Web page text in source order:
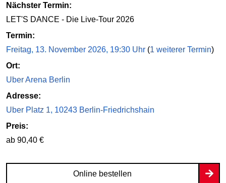
Nächster Termin:
LET'S DANCE - Die Live-Tour 2026
Termin:
Freitag, 13. November 2026, 19:30 Uhr (1 weiterer Termin)
Ort:
Uber Arena Berlin
Adresse:
Uber Platz 1, 10243 Berlin-Friedrichshain
Preis:
ab 90,40 €
Online bestellen